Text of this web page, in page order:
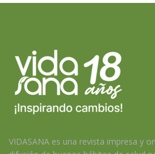
VIDASANA es una revista impresa y